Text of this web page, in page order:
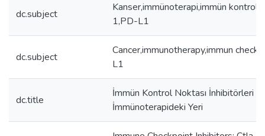
dc.subject
Kanser,immünoterapi,immün kontrol
1,PD-L1
dc.subject
Cancer,immunotherapy,immun
L1
dc.title
İmmün Kontrol Noktası İnhibitörleri
İmmünoterapideki Yeri